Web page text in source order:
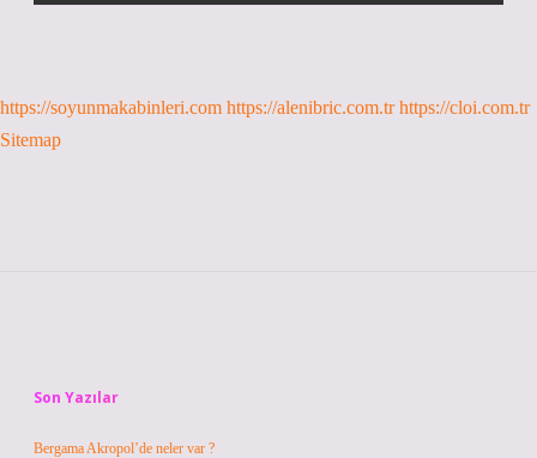
https://soyunmakabinleri.com https://alenibric.com.tr https://cloi.com.tr
Sitemap
Son Yazılar
Bergama Akropol’de neler var ?